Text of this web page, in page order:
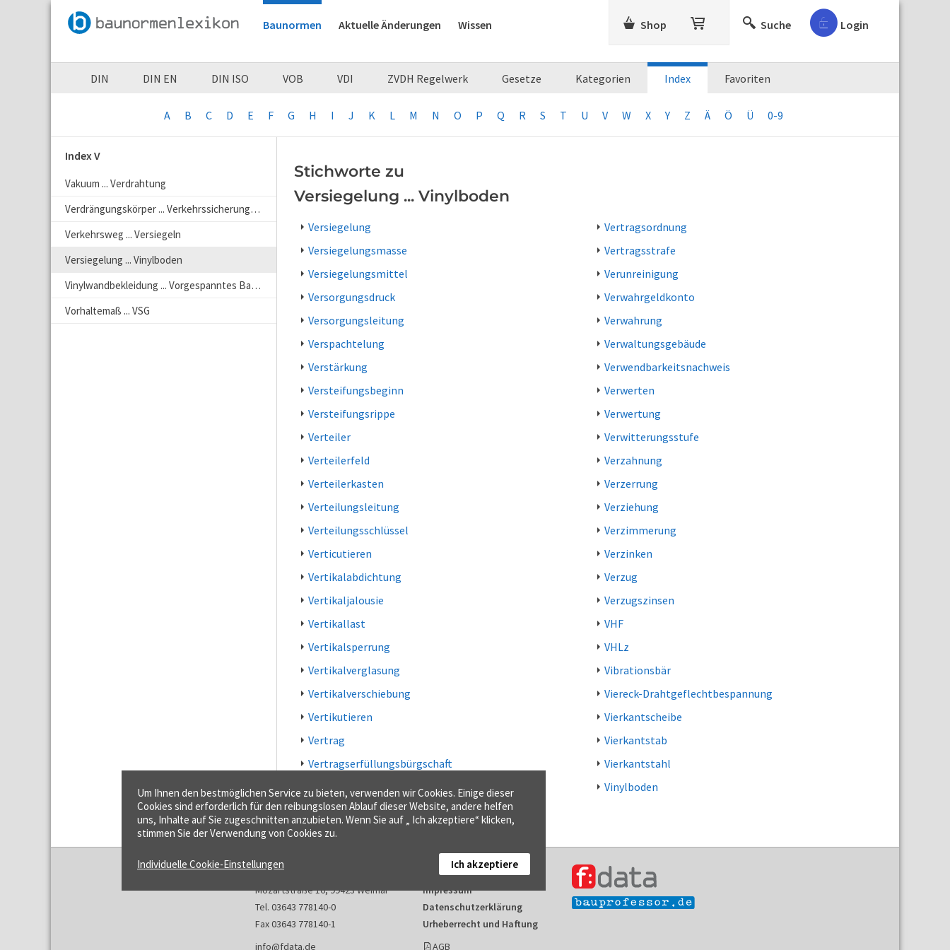
Baunormen Aktuelle Änderungen Wissen Shop Suche Login
DIN DIN EN DIN ISO VOB VDI ZVDH Regelwerk Gesetze Kategorien Index Favoriten
A B C D E F G H I J K L M N O P Q R S T U V W X Y Z Ä Ö Ü 0-9
Index V
Vakuum ... Verdrahtung
Verdrängungskörper ... Verkehrssicherungsarbeiten
Verkehrsweg ... Versiegeln
Versiegelung ... Vinylboden
Vinylwandbekleidung ... Vorgespanntes Bauteil
Vorhaltemaß ... VSG
Stichworte zu
Versiegelung ... Vinylboden
Versiegelung
Versiegelungsmasse
Versiegelungsmittel
Versorgungsdruck
Versorgungsleitung
Verspachtelung
Verstärkung
Versteifungsbeginn
Versteifungsrippe
Verteiler
Verteilerfeld
Verteilerkasten
Verteilungsleitung
Verteilungsschlüssel
Verticutieren
Vertikalabdichtung
Vertikaljalousie
Vertikallast
Vertikalsperrung
Vertikalverglasung
Vertikalverschiebung
Vertikutieren
Vertrag
Vertragserfüllungsbürgschaft
Vertragsfrist
Vertragsordnung
Vertragsstrafe
Verunreinigung
Verwahrgeldkonto
Verwahrung
Verwaltungsgebäude
Verwendbarkeitsnachweis
Verwerten
Verwertung
Verwitterungsstufe
Verzahnung
Verzerrung
Verziehung
Verzimmerung
Verzinken
Verzug
Verzugszinsen
VHF
VHLz
Vibrationsbär
Viereck-Drahtgeflechtbespannung
Vierkantscheibe
Vierkantstab
Vierkantstahl
Vinylboden
f:data GmbH
Mozartstraße 16, 99423 Weimar
Tel. 03643 778140-0
Fax 03643 778140-1
info@fdata.de
Kontakt
Impressum
Datenschutzerklärung
Urheberrecht und Haftung
AGB
Um Ihnen den bestmöglichen Service zu bieten, verwenden wir Cookies. Einige dieser
Cookies sind erforderlich für den reibungslosen Ablauf dieser Website, andere helfen
uns, Inhalte auf Sie zugeschnitten anzubieten. Wenn Sie auf „ Ich akzeptiere“ klicken,
stimmen Sie der Verwendung von Cookies zu.
Individuelle Cookie-Einstellungen Ich akzeptiere